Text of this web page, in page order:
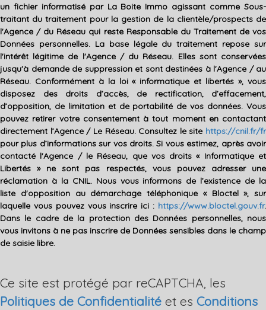
un fichier informatisé par La Boite Immo agissant comme Sous-
traitant du traitement pour la gestion de la clientèle/prospects de
l'Agence / du Réseau qui reste Responsable du Traitement de vos
Données personnelles. La base légale du traitement repose sur
l'intérêt légitime de l'Agence / du Réseau. Elles sont conservées
jusqu'à demande de suppression et sont destinées à l'Agence / au
Réseau. Conformément à la loi « informatique et libertés », vous
disposez des droits d’accès, de rectification, d’effacement,
d’opposition, de limitation et de portabilité de vos données. Vous
pouvez retirer votre consentement à tout moment en contactant
directement l’Agence / Le Réseau. Consultez le site https://cnil.fr/fr
pour plus d’informations sur vos droits. Si vous estimez, après avoir
contacté l'Agence / le Réseau, que vos droits « Informatique et
Libertés » ne sont pas respectés, vous pouvez adresser une
réclamation à la CNIL. Nous vous informons de l’existence de la
liste d'opposition au démarchage téléphonique « Bloctel », sur
laquelle vous pouvez vous inscrire ici : https://www.bloctel.gouv.fr.
Dans le cadre de la protection des Données personnelles, nous
vous invitons à ne pas inscrire de Données sensibles dans le champ
de saisie libre.
Ce site est protégé par reCAPTCHA, les
Politiques de Confidentialité et es Conditions